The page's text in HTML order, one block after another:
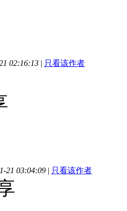
02:16:13 | 只看该作者
21 03:04:09 | 只看该作者